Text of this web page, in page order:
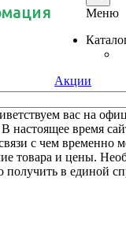
Меню
Акции
вас на
настоящее время
с чем временно
товара и цены.
в единой